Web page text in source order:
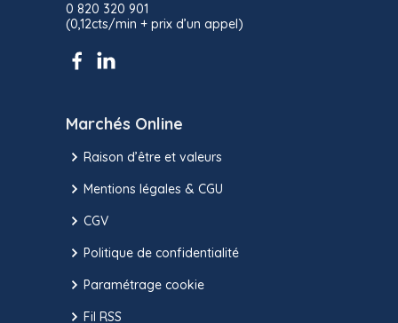
0 820 320 901
(0,12cts/min + prix d’un appel)
Marchés Online
Raison d’être et valeurs
Mentions légales & CGU
CGV
Politique de confidentialité
Paramétrage cookie
Fil RSS